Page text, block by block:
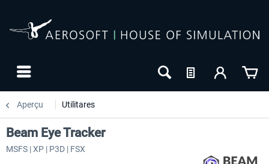
Aperçu Utilitares
Beam Eye Tracker
MSFS | XP | P3D | FSX